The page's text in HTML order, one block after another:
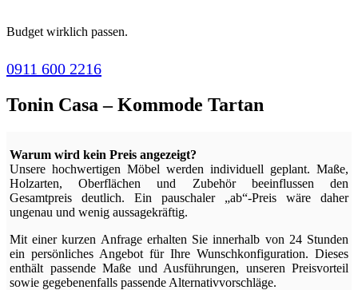
Budget wirklich passen.
0911 600 2216
Tonin Casa – Kommode Tartan
Warum wird kein Preis angezeigt?
Unsere hochwertigen Möbel werden individuell geplant. Maße,
Holzarten, Oberflächen und Zubehör beeinflussen den
Gesamtpreis deutlich. Ein pauschaler „ab“-Preis wäre daher
ungenau und wenig aussagekräftig.
Mit einer kurzen Anfrage erhalten Sie innerhalb von 24 Stunden
ein persönliches Angebot für Ihre Wunschkonfiguration. Dieses
enthält passende Maße und Ausführungen, unseren Preisvorteil
sowie gegebenenfalls passende Alternativvorschläge.